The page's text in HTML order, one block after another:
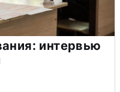
интервью